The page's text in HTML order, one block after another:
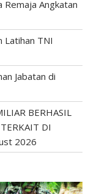
Angkatan
Latihan TNI
Jabatan di
BERHASIL
DI
2026